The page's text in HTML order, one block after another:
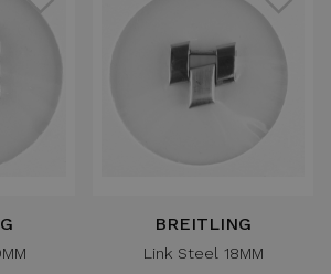
BREITLING
Link Steel 18MM